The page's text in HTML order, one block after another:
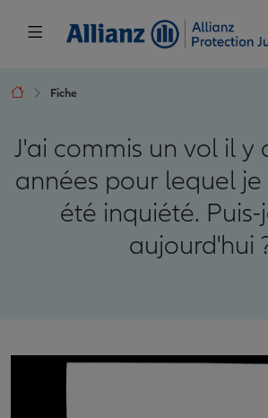
Fiche
J'ai commis un vol il y
années pour lequel
été inquiété.
aujourd'hui